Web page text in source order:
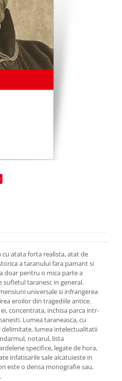
atata forta realista, atat de
a taranului fara pamant si
doar pentru o mica parte a
sufletul taranesc in general.
universale si infrangerea
eroilor din tragediile antice.
concentrata, inchisa parca intr-
Lumea taraneasca, cu
delimitate, lumea intelectualitatii
notarul, lista
specifice, legate de hora,
infatisarile sale alcatuieste in
este o densa monografie sau,